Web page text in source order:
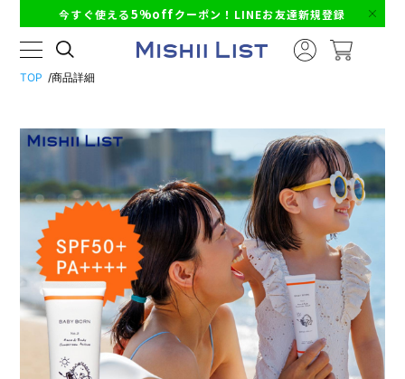
今すぐ使える5%offクーポン！LINEお友達新規登録
TOP 商品詳細